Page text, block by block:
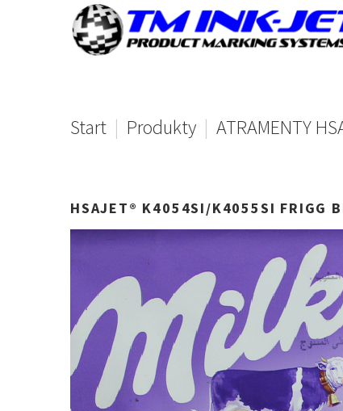
Start | Produkty | ATRAMENTY
HSAJET® K4054SI/K4055SI FRIGG